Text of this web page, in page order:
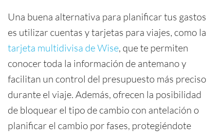
Una buena alternativa para planificar tus gastos
es utilizar cuentas y tarjetas para viajes, como la
tarjeta multidivisa de Wise, que te permiten
conocer toda la información de antemano y
facilitan un control del presupuesto más preciso
durante el viaje. Además, ofrecen la posibilidad
de bloquear el tipo de cambio con antelación o
planificar el cambio por fases, protegiéndote